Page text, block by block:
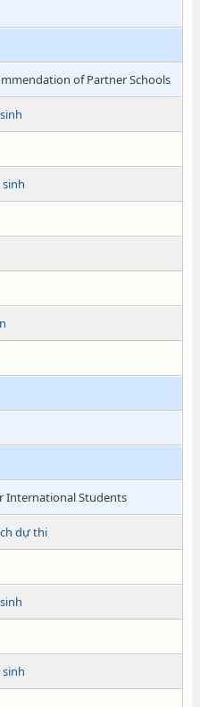
of Partner Schools
International Students
dự thi